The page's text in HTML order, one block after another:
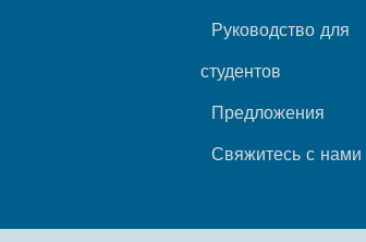
Руководство для
студентов
Предложения
Свяжитесь с нами